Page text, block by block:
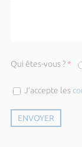
Qui êtes-vous ?*
J’accepte les